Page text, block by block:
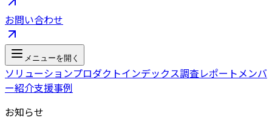
お問い合わせ
メニューを開く
ソリューションプロダクトインデックス調査レポートメンバ
ー紹介支援事例
お知らせ